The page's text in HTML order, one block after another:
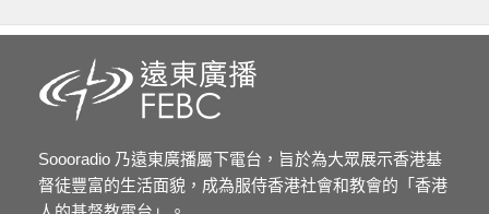
Soooradio 乃遠東廣播屬下電台，旨於為大眾展示香港基
督徒豐富的生活面貌，成為服侍香港社會和教會的「香港